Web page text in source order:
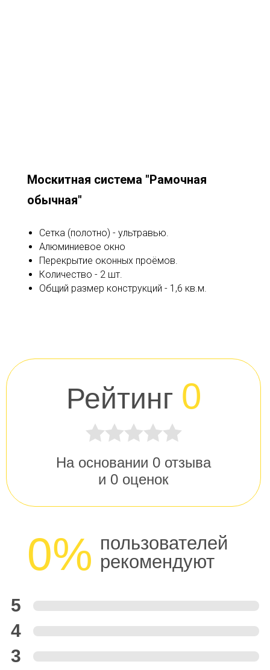
Москитная система "Рамочная
обычная"
Сетка (полотно) - ультравью.
Алюминиевое окно
Перекрытие оконных проёмов.
Количество - 2 шт.
Общий размер конструкций - 1,6 кв.м.
Рейтинг 0
На основании 0 отзыва
и 0 оценок
0% пользователей
рекомендуют
5
4
3